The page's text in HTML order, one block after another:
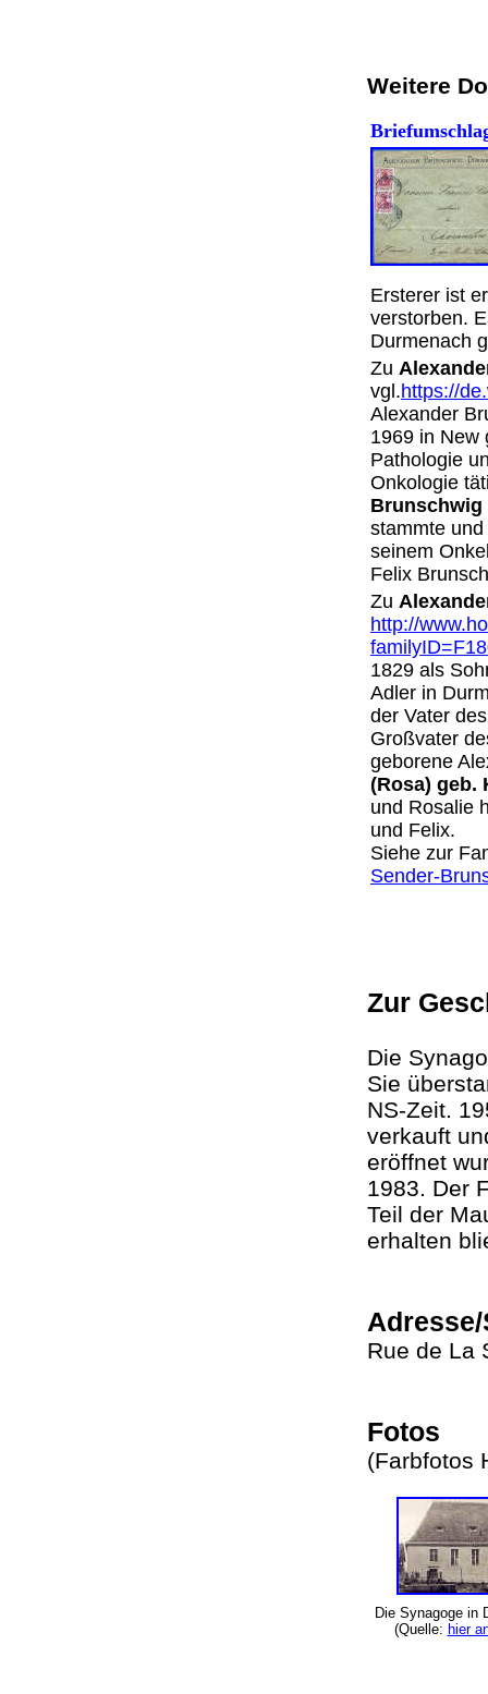
Weitere
Ersterer ist
verstorben.
Zu
vgl.https://
Alexander
1969 in New
Pathologie
Onkologie
Brunschwig
stammte
seinem
Felix
Zu
http://
1829 als
Adler in
der Vater
Großvater
geborene
(Rosa) geb.
und Rosalie
und Felix.
Siehe zur
Sender-
Zur
Die
Sie
NS-Zeit.
verkauft
eröffnet
1983. Der
Teil der
erhalten
Rue de La
Fotos
(Farbfotos
Die Synagoge in
(Quelle: hier